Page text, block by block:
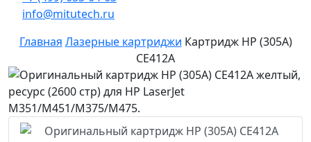
info@mitutech.ru
Главная Лазерные картриджи Картридж HP (305A)
CE412A